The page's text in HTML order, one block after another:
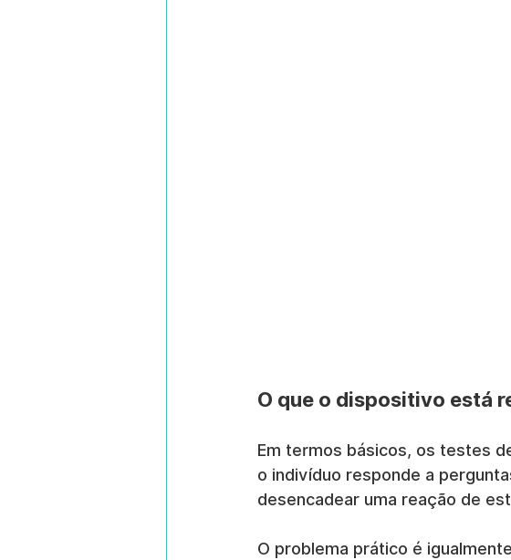
O que o dispositivo está
Em termos básicos, os testes
o indivíduo responde a
desencadear uma reação de
O problema prático é